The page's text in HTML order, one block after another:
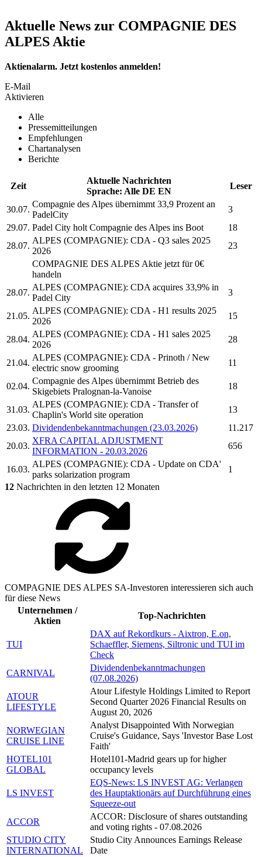
Aktuelle News zur COMPAGNIE DES
ALPES Aktie
Aktienalarm. Jetzt kostenlos anmelden!
E-Mail
Aktivieren
Alle
Pressemitteilungen
Empfehlungen
Chartanalysen
Berichte
Zeit
Aktuelle Nachrichten
Sprache: Alle DE EN
Leser
30.07.
Compagnie des Alpes übernimmt 33,9 Prozent an
PadelCity
3
29.07. Padel City holt Compagnie des Alpes ins Boot
18
28.07.
ALPES (COMPAGNIE): CDA - Q3 sales 2025
2026
23
COMPAGNIE DES ALPES Aktie jetzt für 0€
handeln
28.07.
ALPES (COMPAGNIE): CDA acquires 33,9% in
Padel City
3
21.05.
ALPES (COMPAGNIE): CDA - H1 results 2025
2026
15
28.04.
ALPES (COMPAGNIE): CDA - H1 sales 2025
2026
28
21.04.
ALPES (COMPAGNIE): CDA - Prinoth / New
electric snow grooming
11
02.04.
Compagnie des Alpes übernimmt Betrieb des
Skigebiets Pralognan-la-Vanoise
18
31.03.
ALPES (COMPAGNIE): CDA - Transfer of
Chaplin's World site operation
13
23.03. Dividendenbekanntmachungen (23.03.2026)
11.217
20.03.
XFRA CAPITAL ADJUSTMENT
INFORMATION - 20.03.2026
656
16.03.
ALPES (COMPAGNIE): CDA - Update on CDA'
parks solarization program
1
12 Nachrichten in den letzten 12 Monaten
COMPAGNIE DES ALPES SA-Investoren interessieren sich auch
für diese News
Unternehmen /
Aktien
Top-Nachrichten
TUI
DAX auf Rekordkurs - Aixtron, E.on,
Schaeffler, Siemens, Siltronic und TUI im
Check
CARNIVAL
Dividendenbekanntmachungen
(07.08.2026)
ATOUR
LIFESTYLE
Atour Lifestyle Holdings Limited to Report
Second Quarter 2026 Financial Results on
August 20, 2026
NORWEGIAN
CRUISE LINE
Analyst Disappointed With Norwegian
Cruise's Guidance, Says 'Investor Base Lost
Faith'
HOTEL101
GLOBAL
Hotel101-Madrid gears up for higher
occupancy levels
LS INVEST
EQS-News: LS INVEST AG: Verlangen
des Hauptaktionärs auf Durchführung eines
Squeeze-out
ACCOR
ACCOR: Disclosure of shares outstanding
and voting rights - 07.08.2026
STUDIO CITY
INTERNATIONAL
Studio City Announces Earnings Release
Date